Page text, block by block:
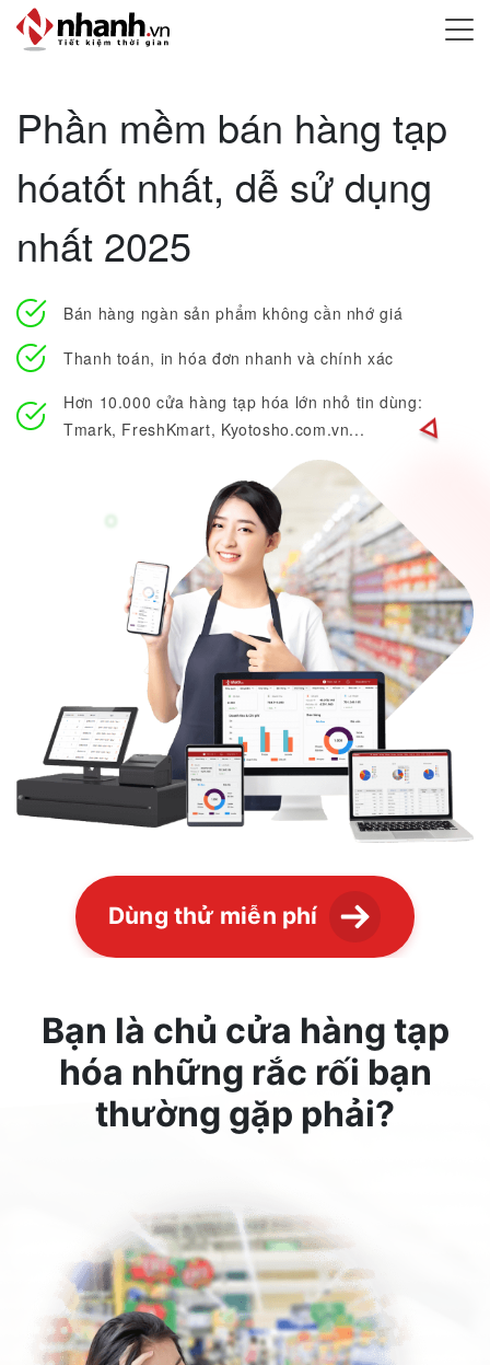
Phần mềm bán hàng tạp
hóatốt nhất, dễ sử dụng
nhất 2025
Bán hàng ngàn sản phẩm không cần nhớ giá
Thanh toán, in hóa đơn nhanh và chính xác
Hơn 10.000 cửa hàng tạp hóa lớn nhỏ tin dùng:
Tmark, FreshKmart, Kyotosho.com.vn...
Dùng thử miễn phí
Bạn là chủ cửa hàng tạp
hóa những rắc rối bạn
thường gặp phải?